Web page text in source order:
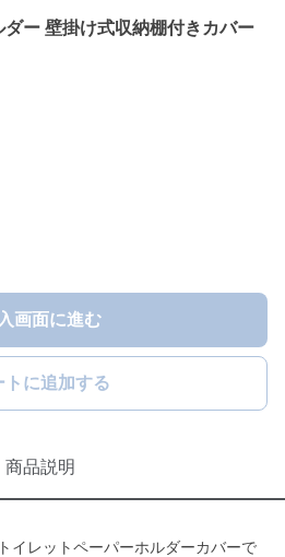
ダー 壁掛け式収納棚付きカバー
画面に進む
トに追加する
商品説明
イレットペーパーホルダーカバーで